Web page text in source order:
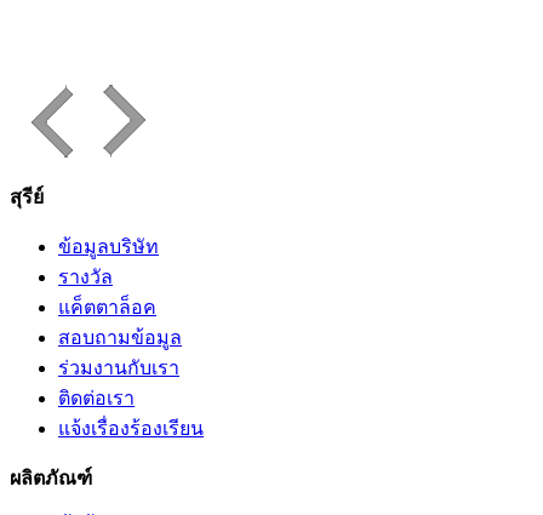
สุรีย์
ข้อมูลบริษัท
รางวัล
แค็ตตาล็อค
สอบถามข้อมูล
ร่วมงานกับเรา
ติดต่อเรา
แจ้งเรื่องร้องเรียน
ผลิตภัณฑ์